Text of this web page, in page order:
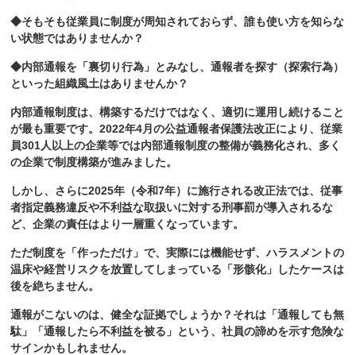
◆そもそも従業員に制度が周知されておらず、誰も使い方を知らな
い状態ではありませんか？
◆内部通報を「裏切り行為」とみなし、通報者を探す（探索行為）
といった組織風土はありませんか？
内部通報制度は、構築するだけではなく、適切に運用し続けること
が最も重要です。2022年4月の公益通報者保護法改正により、従業
員301人以上の企業等では内部通報制度の整備が義務化され、多く
の企業で制度構築が進みました。
しかし、さらに2025年（令和7年）に施行される改正法では、従事
者指定義務違反や不利益な取扱いに対する刑事罰が導入されるな
ど、企業の責任はより一層重くなっています。
ただ制度を「作っただけ」で、実際には機能せず、ハラスメントの
温床や経営リスクを放置してしまっている「形骸化」したケースは
後を絶ちません。
通報がこないのは、健全な証拠でしょうか？それは「通報しても無
駄」「通報したら不利益を被る」という、社員の諦めを示す危険な
サインかもしれません。